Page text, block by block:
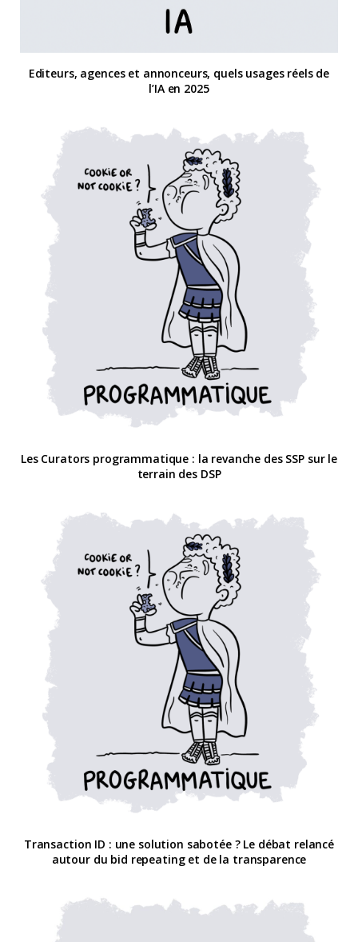
Editeurs, agences et annonceurs, quels usages réels de
l’IA en 2025
Les Curators programmatique : la revanche des SSP sur le
terrain des DSP
Transaction ID : une solution sabotée ? Le débat relancé
autour du bid repeating et de la transparence